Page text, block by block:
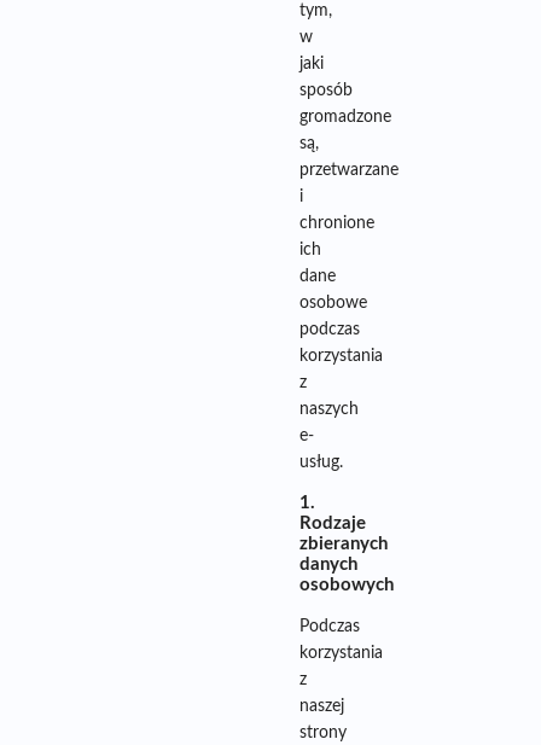
tym,
w
jaki
sposób
gromadzone
są,
przetwarzane
i
chronione
ich
dane
osobowe
podczas
korzystania
z
naszych
e-
usług.
1.
Rodzaje
zbieranych
danych
osobowych
Podczas
korzystania
z
naszej
strony